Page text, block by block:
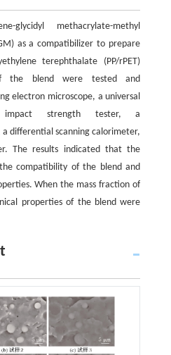
glycidyl methacrylate-methyl
as a compatibilizer to prepare
terephthalate (PP/rPET)
the blend were tested and
electron microscope, a universal
strength tester, a
differential scanning calorimeter,
The results indicated that the
compatibility of the blend and
When the mass fraction of
properties of the blend were